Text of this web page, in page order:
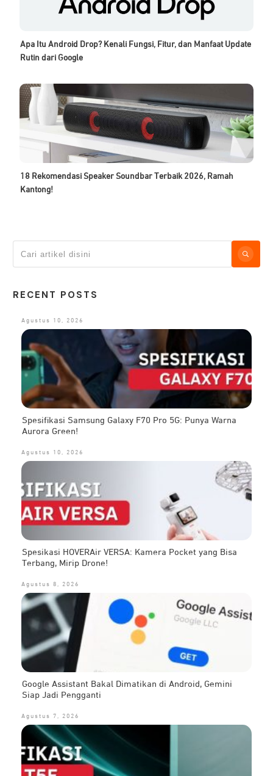
Apa Itu Android Drop? Kenali Fungsi, Fitur, dan Manfaat Update
Rutin dari Google
18 Rekomendasi Speaker Soundbar Terbaik 2026, Ramah
Kantong!
RECENT POSTS
Agustus 10, 2026
Spesifikasi Samsung Galaxy F70 Pro 5G: Punya Warna
Aurora Green!
Agustus 10, 2026
Spesikasi HOVERAir VERSA: Kamera Pocket yang Bisa
Terbang, Mirip Drone!
Agustus 8, 2026
Google Assistant Bakal Dimatikan di Android, Gemini
Siap Jadi Pengganti
Agustus 7, 2026